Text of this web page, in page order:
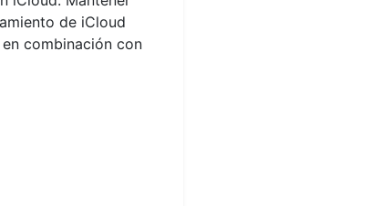
de iCloud
combinación con